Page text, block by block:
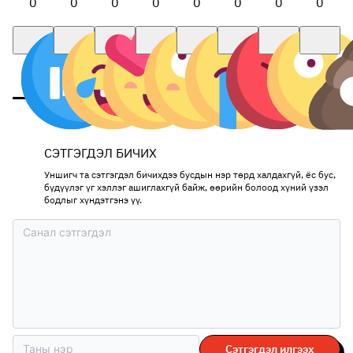
СЭТГЭГДЭЛ БИЧИХ
Уншигч та сэтгэгдэл бичихдээ бусдын нэр төрд халдахгүй, ёс бус,
бүдүүлэг үг хэллэг ашиглахгүй байж, өөрийн болоод хүний үзэл
бодлыг хүндэтгэнэ үү.
Сэтгэгдэл илгээх